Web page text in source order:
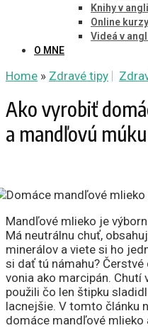
Knihy v
Online
Videá v
O MNE
Home » Zdravé tipy
Ako vyrobiť
a mandľovú múku
Mandľové mlieko je
Má neutrálnu chuť,
minerálov a viete si ho
si dať tú námahu?
vonia ako marcipán. Chutí
použili čo len štipku
lacnejšie. V tomto článku
domáce mandľové mlieko